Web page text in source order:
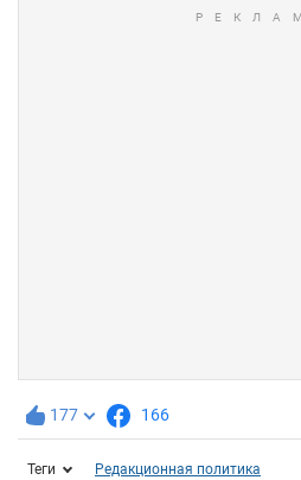
177 166
Теги Редакционная политика